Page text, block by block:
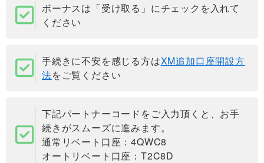
ボーナスは「受け取る」にチェックを入れて
ください
手続きに不安を感じる方はXM追加口座開設方
法をご覧ください
下記パートナーコードをご入力頂くと、お手
続きがスムーズに進みます。
通常リベート口座：4QWC8
オートリベート口座：T2C8D